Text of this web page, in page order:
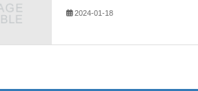
2024-01-18